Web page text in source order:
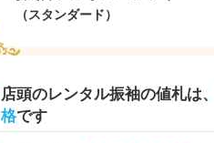
（スタンダード）
店頭のレンタル振袖の値札は、
格です